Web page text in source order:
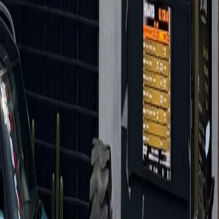
Regístrate
Sobre TotalPass
Para Empresas
Para Aliados
Colaboradores